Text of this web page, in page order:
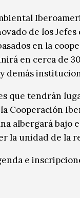
de los
en la
en cerca de
demás
que tendrán
Cooperación
albergará bajo
la unidad de la
e